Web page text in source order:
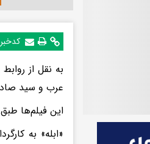
به نقل از
عرب و سید
این فیلم‌ها